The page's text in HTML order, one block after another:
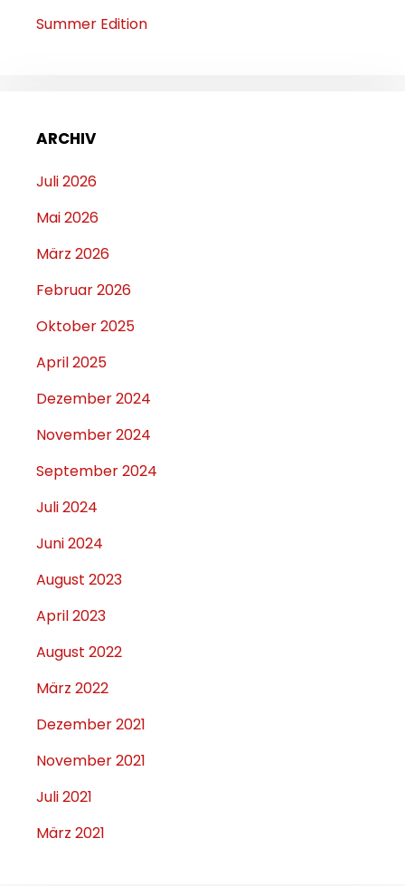
Summer Edition
ARCHIV
Juli 2026
Mai 2026
März 2026
Februar 2026
Oktober 2025
April 2025
Dezember 2024
November 2024
September 2024
Juli 2024
Juni 2024
August 2023
April 2023
August 2022
März 2022
Dezember 2021
November 2021
Juli 2021
März 2021